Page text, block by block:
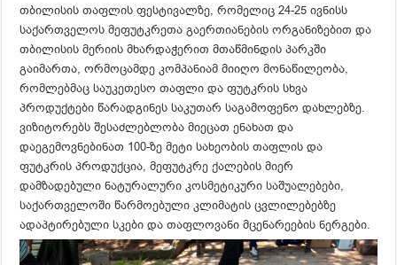
თბილისის თაფლის ფესტივალზე, რომელიც 24-25 ივნისს
საქართველოს მეფუტკრეთა გაერთიანების ორგანიზებით და
თბილისის მერიის მხარდაჭერით მთაწმინდის პარკში
გაიმართა, ორმოცამდე კომპანიამ მიიღო მონაწილეობა,
რომლებმაც საუკეთესო თაფლი და ფუტკრის სხვა
პროდუქტები წარადგინეს საკუთარ საგამოფენო დახლებზე.
ვიზიტორებს შესაძლებლობა მიეცათ ენახათ და
დაეგემოვნებინათ 100-ზე მეტი სახეობის თაფლის და
ფუტკრის პროდუქცია, მეფუტკრე ქალების მიერ
დამზადებული ნატურალური კოსმეტიკური საშუალებები,
საქართველოში წარმოებული კლიმატის ცვლილებებზე
ადაპტირებული სკები და თაფლოვანი მცენარეების ნერგები.